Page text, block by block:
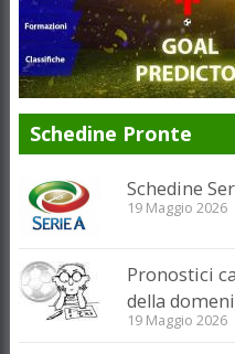
Schedine Pronte
Schedine
19 Maggio 2026
Pronostici
della
19 Maggio 2026